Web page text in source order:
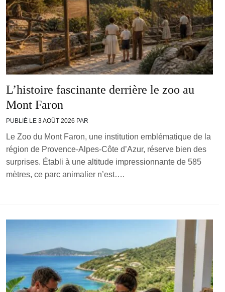
L’histoire fascinante derrière le zoo au
Mont Faron
PUBLIÉ LE 3 AOÛT 2026 PAR
Le Zoo du Mont Faron, une institution emblématique de la
région de Provence-Alpes-Côte d’Azur, réserve bien des
surprises. Établi à une altitude impressionnante de 585
mètres, ce parc animalier n’est….